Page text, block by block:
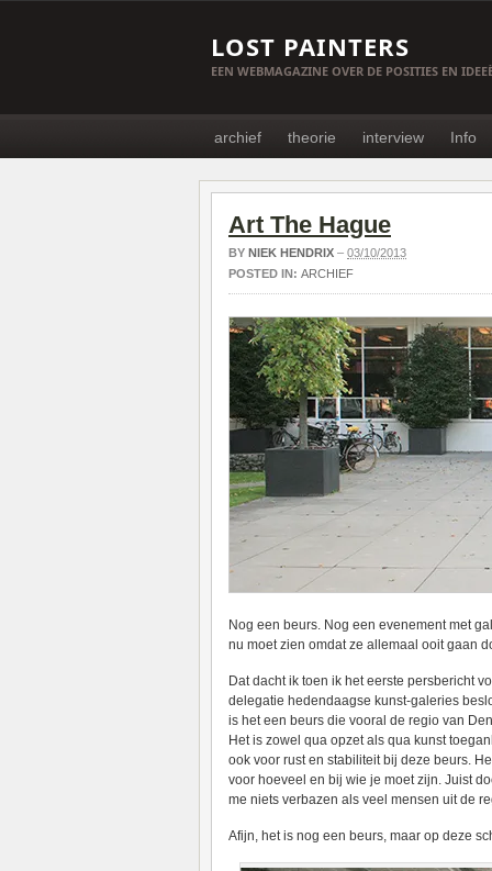
LOST PAINTERS
EEN WEBMAGAZINE OVER DE POSITIES EN
archief theorie interview Info
Art The Hague
BY NIEK HENDRIX – 03/10/2013
POSTED IN: ARCHIEF
Nog een beurs. Nog een evenement met
nu moet zien omdat ze allemaal ooit gaan
Dat dacht ik toen ik het eerste persbericht
delegatie hedendaagse kunst-galeries
is het een beurs die vooral de regio van
Het is zowel qua opzet als qua kunst
ook voor rust en stabiliteit bij deze beurs.
voor hoeveel en bij wie je moet zijn. Juist
me niets verbazen als veel mensen uit de
Afijn, het is nog een beurs, maar op deze